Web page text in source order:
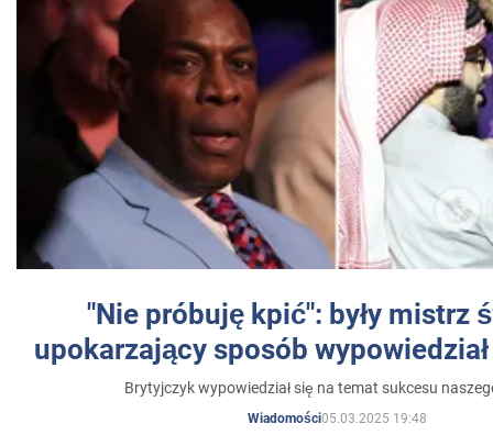
"Nie próbuję kpić": były mistrz
upokarzający sposób
Brytyjczyk wypowiedział się na temat sukcesu
Wiadomości05.03.2025 19:48